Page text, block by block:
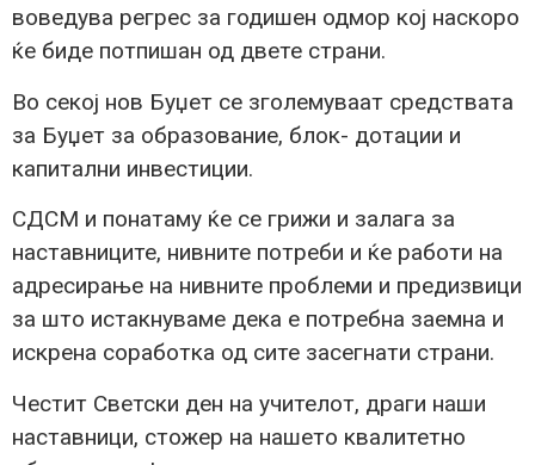
воведува регрес за годишен одмор кој наскоро
ќе биде потпишан од двете страни.
Во секој нов Буџет се зголемуваат средствата
за Буџет за образование, блок- дотации и
капитални инвестиции.
СДСМ и понатаму ќе се грижи и залага за
наставниците, нивните потреби и ќе работи на
адресирање на нивните проблеми и предизвици
за што истакнуваме дека е потребна заемна и
искрена соработка од сите засегнати страни.
Честит Светски ден на учителот, драги наши
наставници, стожер на нашето квалитетно